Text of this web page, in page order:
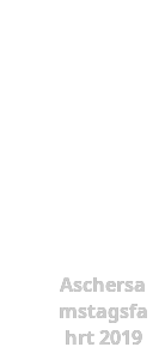
Aschersa
mstagsfa
hrt 2019